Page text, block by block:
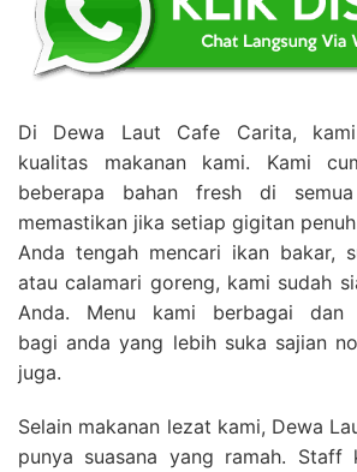
Di Dewa Laut Cafe Carita,
kualitas makanan kami. Kami
beberapa bahan fresh di
memastikan jika setiap gigitan
Anda tengah mencari ikan bakar,
atau calamari goreng, kami sudah
Anda. Menu kami berbagai dan
bagi anda yang lebih suka sajian
juga.
Selain makanan lezat kami, Dewa
punya suasana yang ramah. Staff